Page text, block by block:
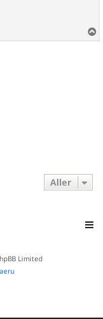
a
Aller
Limited